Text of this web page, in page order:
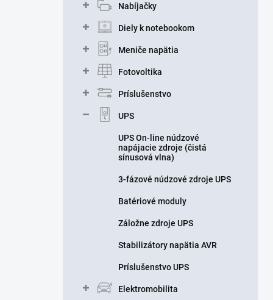
Nabíjačky
Diely k notebookom
Meniče napätia
Fotovoltika
Príslušenstvo
UPS
UPS On-line núdzové
napájacie zdroje (čistá
sínusová vlna)
3-fázové núdzové zdroje UPS
Batériové moduly
Záložne zdroje UPS
Stabilizátory napätia AVR
Príslušenstvo UPS
Elektromobilita